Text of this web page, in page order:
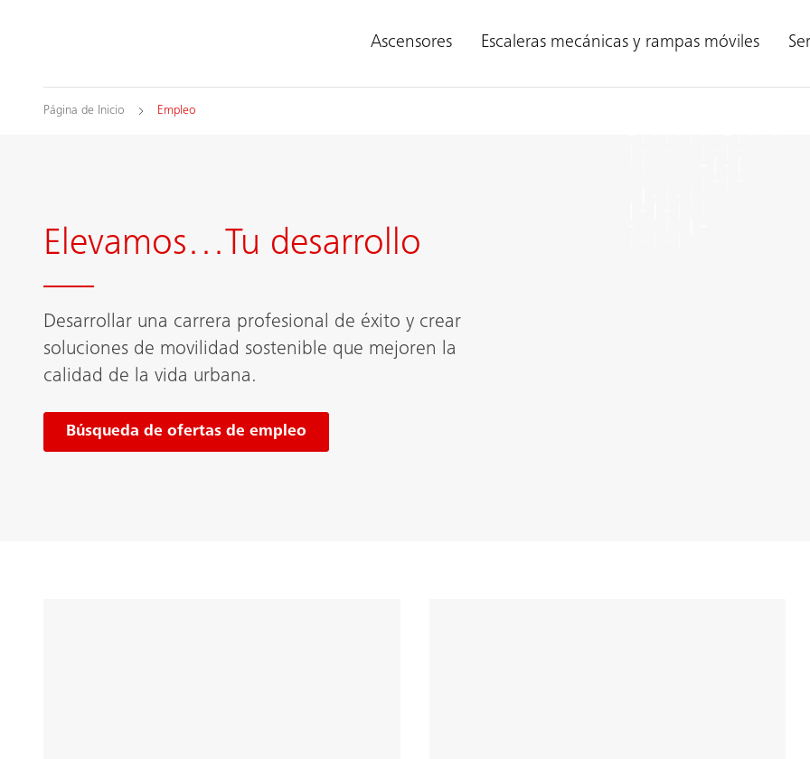
Ascensores Escaleras mecánicas y rampas móviles
Página de Inicio Empleo
Elevamos…Tu desarrollo
Desarrollar una carrera profesional de éxito y crear
soluciones de movilidad sostenible que mejoren la
calidad de la vida urbana.
Búsqueda de ofertas de empleo